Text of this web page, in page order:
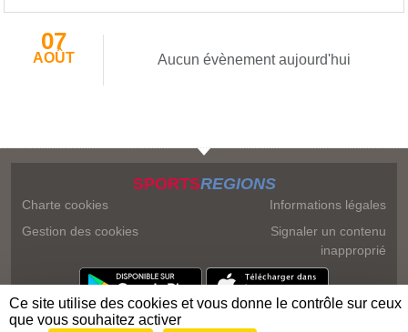
07
AOÛT Aucun évènement aujourd'hui
SPORTSREGIONS
Charte cookies
Gestion des cookies
Informations légales
Signaler un contenu
inapproprié
Ce site utilise des cookies et vous donne le contrôle sur ceux
que vous souhaitez activer